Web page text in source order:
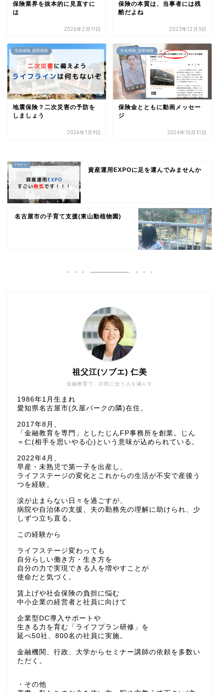
保険業界を抜本的に見直すに
は
2026年2月11日
保険の本質は、当事者には残
酷だよね
2023年12月3日
生命保険_損害保険
地震保険？二次災害の予防を
しましょう
2026年1月9日
生命保険_損害保険
保険金とともに動画メッセー
ジ
2024年10月31日
資産運用EXPOに足を運んでみませんか
名古屋市の子育て支援(東山動植物園)
金融教育で、詐欺に合う人を減らす
祖父江(ソブエ) 仁美
1986年1月生まれ
愛知県名古屋市(久屋パークの隣)在住。
2017年8月、
「金融教育を専門」としたじんFP事務所を創業。じん
＝仁(相手を思いやる心)という意味が込められている。
2022年4月、
早産・未熟児で第一子を出産し、
ライフステージの変化とこれからの生活が不安で産後う
つを経験。
涙が止まらない日々を過ごすが、
病院や自治体の支援、夫の勤務先の理解に助けられ、少
しずつ立ち直る。
この経験から
ライフステージ変わっても
自分らしい働き方・生き方を
自分の力で実現できる人を増やすことが
使命だと気づく。
賃上げや社会保険の負担に悩む
中小企業の経営者と社員に向けて
企業型DC導入サポートや
生きる力を育む「ライフプラン研修」を
延べ50社、800名の社員に実施。
金融機関、行政、大学からセミナー講師の依頼を多数い
ただく。
・その他